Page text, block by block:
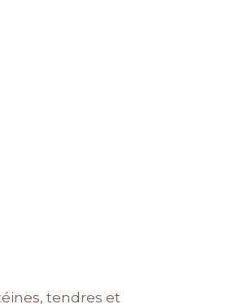
tendres et